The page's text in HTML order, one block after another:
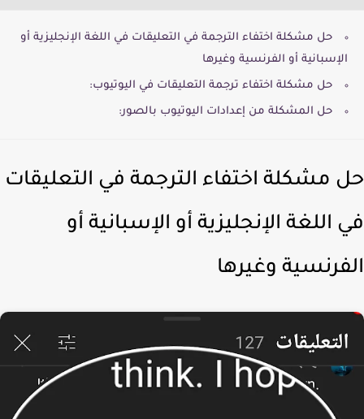
حل مشكلة اختفاء الترجمة في التعليقات في اللغة الإنجليزية أو
الإسبانية أو الفرنسية وغيرها
حل مشكلة اختفاء ترجمة التعليقات في اليوتيوب:
حل المشكلة من إعدادات اليوتيوب بالصور:
مشكلة اختفاء الترجمة في التعليقات
اللغة الإنجليزية أو الإسبانية أو
وغيرها